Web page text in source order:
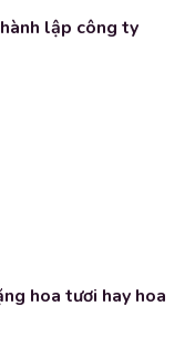
lập công ty
hoa tươi hay hoa